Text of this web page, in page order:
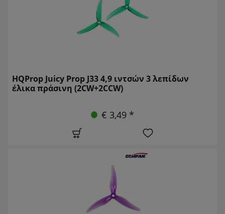
HQProp Juicy Prop J33 4,9 ιντσών 3 λεπίδων
έλικα πράσινη (2CW+2CCW)
€ 3,49 *